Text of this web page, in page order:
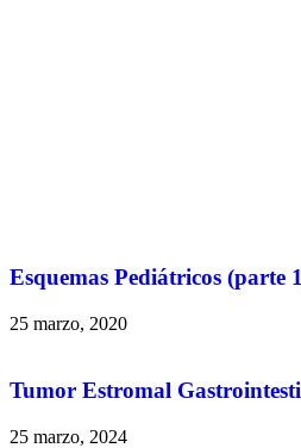
Esquemas Pediátricos (parte
25 marzo, 2020
Tumor Estromal
25 marzo, 2024